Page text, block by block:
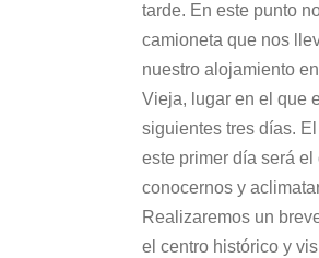
tarde. En este punto
camioneta que nos
nuestro alojamiento
Vieja, lugar en el que
siguientes tres días.
este primer día será el
conocernos y
Realizaremos un
el centro histórico y